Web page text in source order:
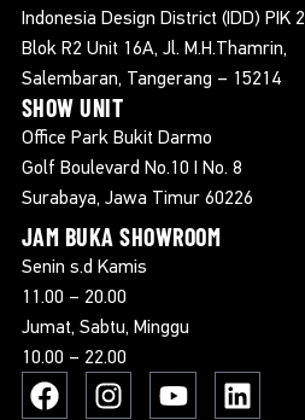
Indonesia Design District (IDD) PIK 2
Blok R2 Unit 16A, Jl. M.H.Thamrin,
Salembaran, Tangerang – 15214
SHOW UNIT
Office Park Bukit Darmo
Golf Boulevard No.10 I No. 8
Surabaya, Jawa Timur 60226
JAM BUKA SHOWROOM
Senin s.d Kamis
11.00 – 20.00
Jumat, Sabtu, Minggu
10.00 – 22.00